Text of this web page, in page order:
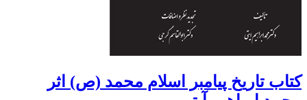
کتاب تاریخ پیامبر اسلام محمد (ص) اثر